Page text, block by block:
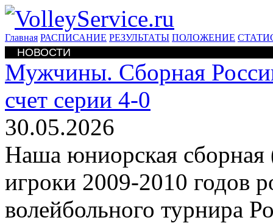
Главная РАСПИСАНИЕ РЕЗУЛЬТАТЫ ПОЛОЖЕНИЕ
НОВОСТИ
Мужчины. Сборная
счет серии 4-0
30.05.2026
Наша юниорская сборная
игроки 2009-2010 годов
волейбольного турнира